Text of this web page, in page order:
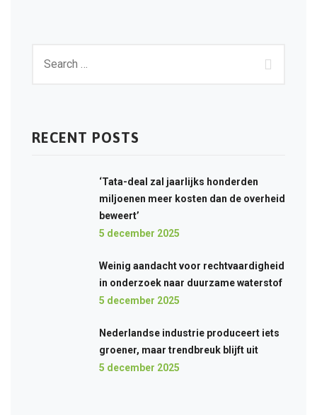
RECENT POSTS
‘Tata-deal zal jaarlijks honderden
miljoenen meer kosten dan de overheid
beweert’
5 december 2025
Weinig aandacht voor rechtvaardigheid
in onderzoek naar duurzame waterstof
5 december 2025
Nederlandse industrie produceert iets
groener, maar trendbreuk blijft uit
5 december 2025